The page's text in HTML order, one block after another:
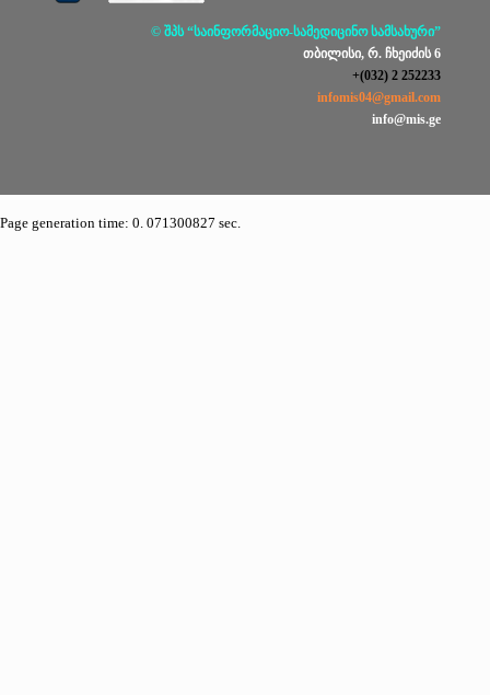
© შპს “საინფორმაციო-სამედიცინო სამსახური”
თბილისი, რ. ჩხეიძის 6
+(032) 2 252233
infomis04@gmail.com
info@mis.ge
Page generation time: 0. 071300827 sec.